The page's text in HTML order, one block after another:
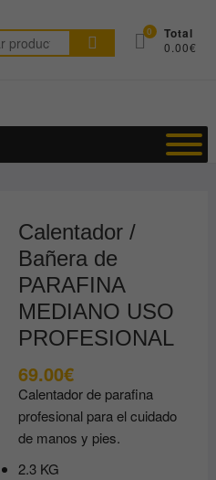
Buscar
por:
0 Total
0.00€
Calentador /
Bañera de
PARAFINA
MEDIANO USO
PROFESIONAL
69.00€
Calentador de parafina
profesional para el cuidado
de manos y pies.
2.3 KG